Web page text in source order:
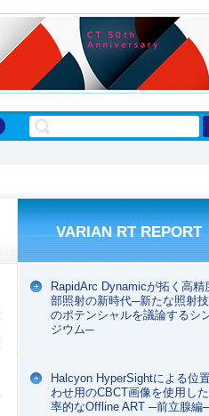
VARIAN RT REPORT
RapidArc Dynamicが拓く高精
部照射の新時代─新たな照射
のポテンシャルを議論するシ
ジウム─
Halcyon HyperSightによる位
わせ用のCBCT画像を使用し
率的なOffline ART ─前立腺編